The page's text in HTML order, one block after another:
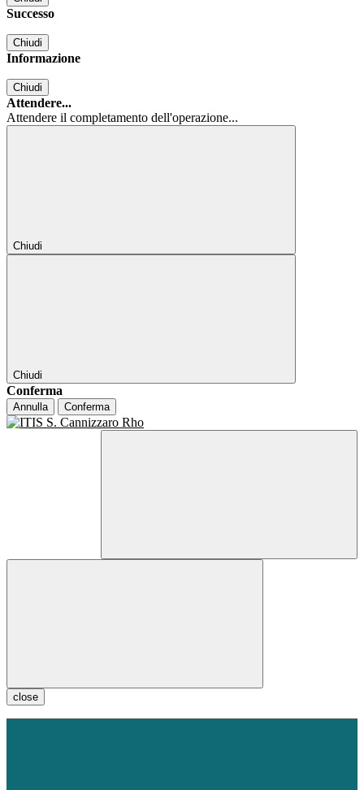
Successo
Chiudi
Informazione
Chiudi
Attendere...
Attendere il completamento dell'operazione...
Chiudi
Chiudi
Conferma
Annulla Conferma
close